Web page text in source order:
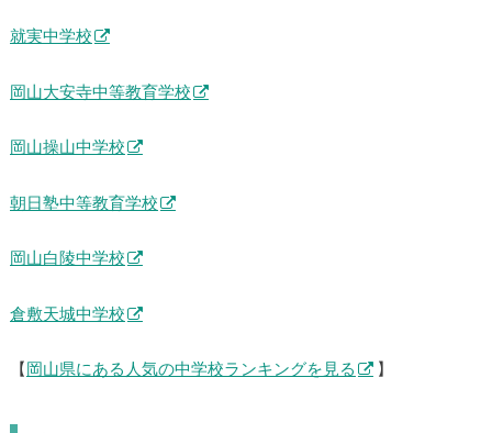
就実中学校
岡山大安寺中等教育学校
岡山操山中学校
朝日塾中等教育学校
岡山白陵中学校
倉敷天城中学校
【 岡山県にある人気の中学校ランキングを見る 】